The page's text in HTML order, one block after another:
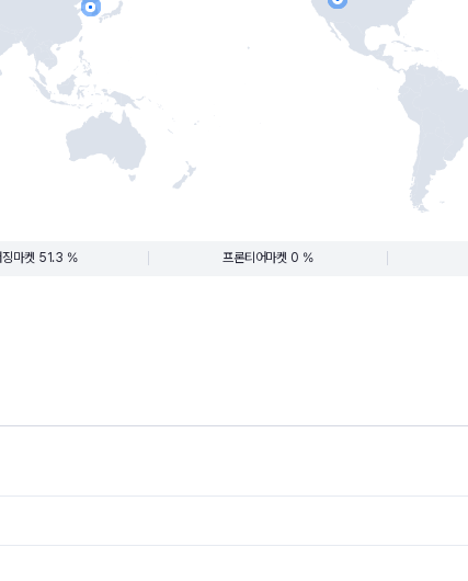
징마켓 51.3 % 프론티어마켓 0 %